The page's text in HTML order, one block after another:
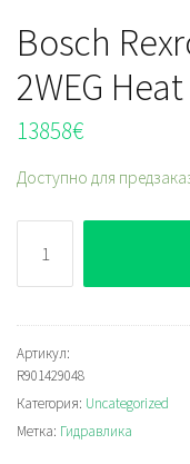
Bosch
2WEG
13858€
Доступно для
Bosch
Rexroth
SSCF402-
6-
B17-
2WEG
Артикул:
R901429048
Категория: Uncategorized
Метка: Гидравлика